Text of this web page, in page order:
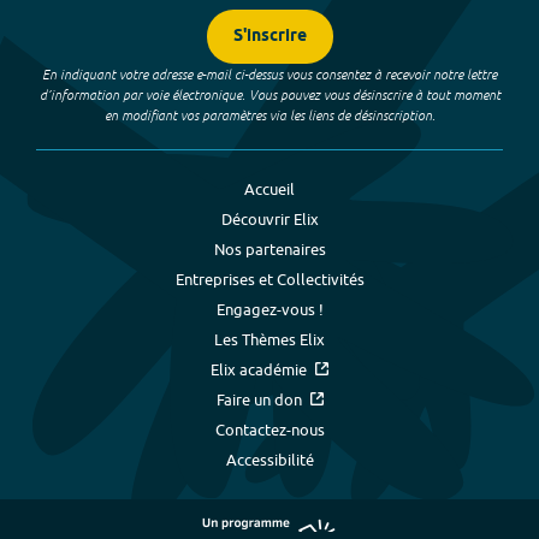
S'inscrire
En indiquant votre adresse e-mail ci-dessus vous consentez à recevoir notre lettre
d’information par voie électronique. Vous pouvez vous désinscrire à tout moment
en modifiant vos paramètres via les liens de désinscription.
Accueil
Découvrir Elix
Nos partenaires
Entreprises et Collectivités
Engagez-vous !
Les Thèmes Elix
Elix académie
Faire un don
Contactez-nous
Accessibilité